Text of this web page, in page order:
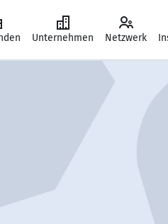
Unternehmen Netzwerk